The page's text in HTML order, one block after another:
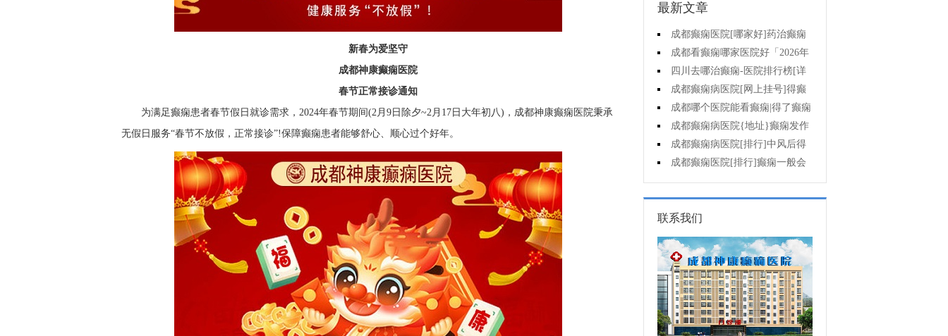
新春为爱坚守
成都神康癫痫医院
春节正常接诊通知
为满足癫痫患者春节假日就诊需求，2024年春节期间(2月9日除夕~2月17日大年初八)，成都神康癫痫医院秉承
无假日服务“春节不放假，正常接诊”!保障癫痫患者能够舒心、顺心过个好年。
最新文章
成都癫痫医院[哪家好]药治癫痫
病怎么效果好?
成都看癫痫哪家医院好「2026年
度公布」立冬后癫痫病人应多注意
什么?
四川去哪治癫痫-医院排行榜[详
细排名]四川哪儿能有效治疗癫痫?
成都癫痫病医院[网上挂号]得癫
痫的女性母乳喂养时要注意什么?
成都哪个医院能看癫痫|得了癫痫
会有什么症状?
成都癫痫病医院{地址}癫痫发作
跟哪些因素有关?
成都癫痫病医院[排行]中风后得
的癫痫能治吗
成都癫痫医院[排行]癫痫一般会
出现哪些症状?
联系我们